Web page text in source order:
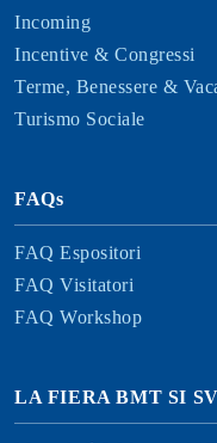
Incoming
Incentive & Congressi
Terme, Benessere &
Turismo Sociale
FAQs
FAQ Espositori
FAQ Visitatori
FAQ Workshop
LA FIERA BMT SI